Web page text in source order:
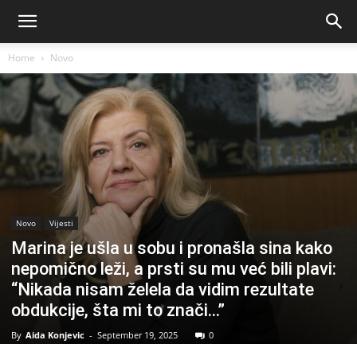
Home Novo
Novo Vijesti
Marina je ušla u sobu i pronašla sina kako
nepomično leži, a prsti su mu već bili plavi:
“Nikada nisam želela da vidim rezultate
obdukcije, šta mi to znači…”
By Aida Konjevic - September 19, 2025 0